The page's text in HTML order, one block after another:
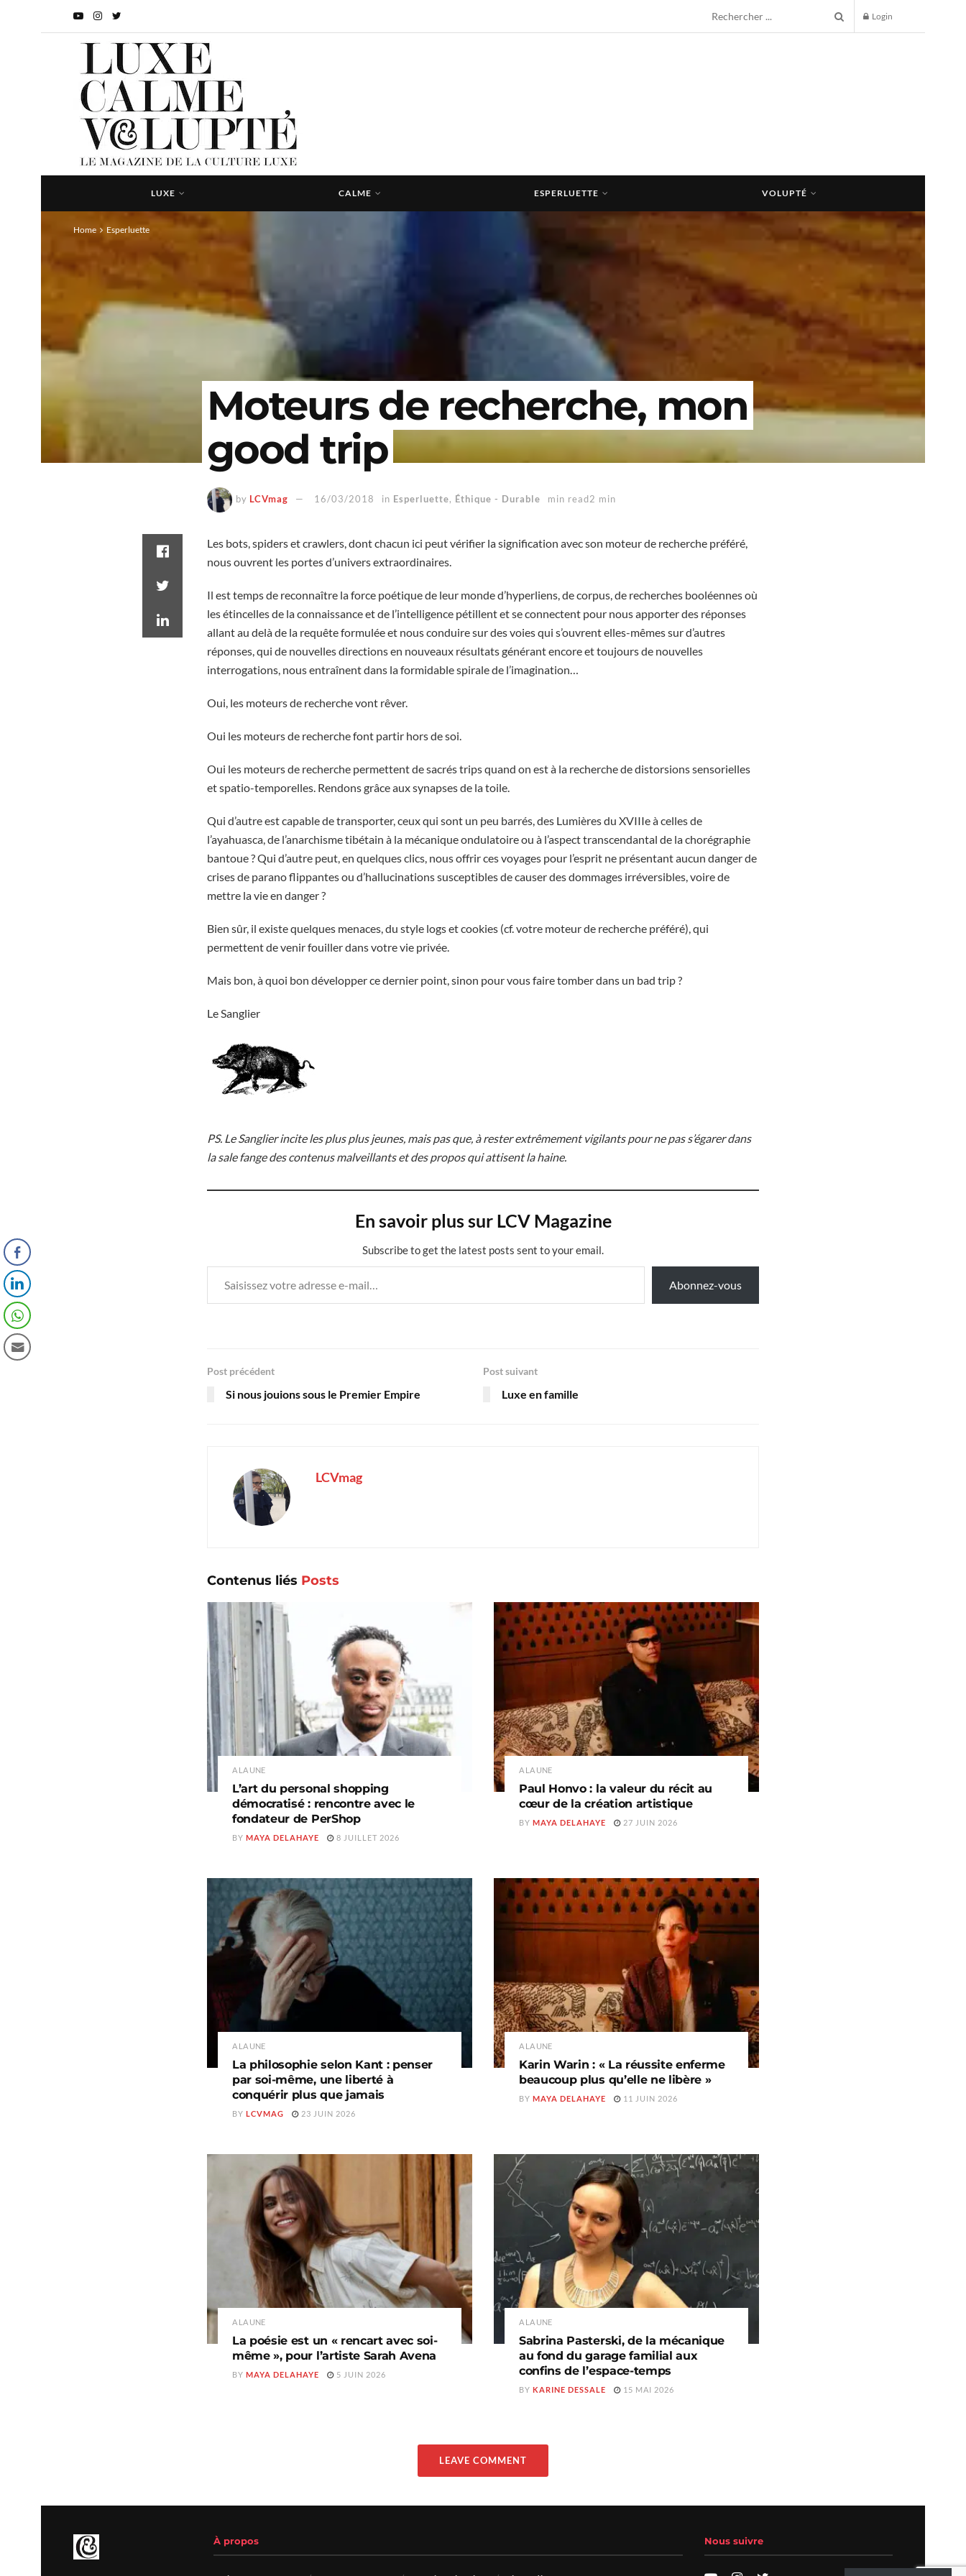
Login
LUXE CALME ESPERLUETTE VOLUPTÉ
Home Esperluette
Moteurs de recherche, mon
good trip
by LCVmag 16/03/2018 in Esperluette, Éthique - Durable min read2 min
Les bots, spiders et crawlers, dont chacun ici peut vérifier la signification avec son moteur de recherche préféré,
nous ouvrent les portes d’univers extraordinaires.
Il est temps de reconnaître la force poétique de leur monde d’hyperliens, de corpus, de recherches booléennes où
les étincelles de la connaissance et de l’intelligence pétillent et se connectent pour nous apporter des réponses
allant au delà de la requête formulée et nous conduire sur des voies qui s’ouvrent elles-mêmes sur d’autres
réponses, qui de nouvelles directions en nouveaux résultats générant encore et toujours de nouvelles
interrogations, nous entraînent dans la formidable spirale de l’imagination…
Oui, les moteurs de recherche vont rêver.
Oui les moteurs de recherche font partir hors de soi.
Oui les moteurs de recherche permettent de sacrés trips quand on est à la recherche de distorsions sensorielles
et spatio-temporelles. Rendons grâce aux synapses de la toile.
Qui d’autre est capable de transporter, ceux qui sont un peu barrés, des Lumières du XVIIIe à celles de
l’ayahuasca, de l’anarchisme tibétain à la mécanique ondulatoire ou à l’aspect transcendantal de la chorégraphie
bantoue ? Qui d’autre peut, en quelques clics, nous offrir ces voyages pour l’esprit ne présentant aucun danger de
crises de parano flippantes ou d’hallucinations susceptibles de causer des dommages irréversibles, voire de
mettre la vie en danger ?
Bien sûr, il existe quelques menaces, du style logs et cookies (cf. votre moteur de recherche préféré), qui
permettent de venir fouiller dans votre vie privée.
Mais bon, à quoi bon développer ce dernier point, sinon pour vous faire tomber dans un bad trip ?
Le Sanglier
PS. Le Sanglier incite les plus plus jeunes, mais pas que, à rester extrêmement vigilants pour ne pas s’égarer dans
la sale fange des contenus malveillants et des propos qui attisent la haine.
En savoir plus sur LCV Magazine
Subscribe to get the latest posts sent to your email.
Saisissez votre adresse e-mail…
Abonnez-vous
Post précédent
Si nous jouions sous le Premier Empire
Post suivant
Luxe en famille
LCVmag
Contenus liés Posts
A LA UNE
L’art du personal shopping
démocratisé : rencontre avec le
fondateur de PerShop
BY MAYA DELAHAYE 8 JUILLET 2026
A LA UNE
Paul Honvo : la valeur du récit au
cœur de la création artistique
BY MAYA DELAHAYE 27 JUIN 2026
A LA UNE
La philosophie selon Kant : penser
par soi-même, une liberté à
conquérir plus que jamais
BY LCVMAG 23 JUIN 2026
A LA UNE
Karin Warin : « La réussite enferme
beaucoup plus qu’elle ne libère »
BY MAYA DELAHAYE 11 JUIN 2026
A LA UNE
La poésie est un « rencart avec soi-
même », pour l’artiste Sarah Avena
BY MAYA DELAHAYE 5 JUIN 2026
A LA UNE
Sabrina Pasterski, de la mécanique
au fond du garage familial aux
confins de l’espace-temps
BY KARINE DESSALE 15 MAI 2026
LEAVE COMMENT
À propos Nous suivre